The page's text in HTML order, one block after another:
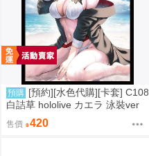
預購 [預約][水色代購][卡套] C108
白詰草 hololive カエラ 泳裝ver
售價 420